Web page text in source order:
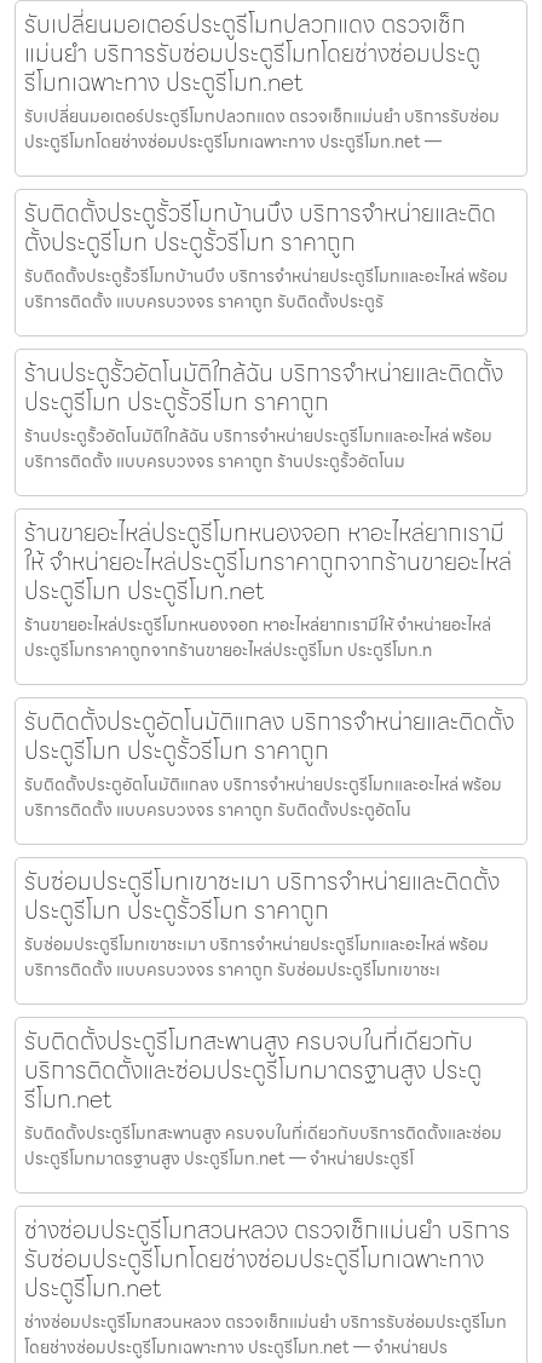
รับเปลี่ยนมอเตอร์ประตูรีโมทปลวกแดง ตรวจเช็ก
แม่นยำ บริการรับซ่อมประตูรีโมทโดยช่างซ่อมประตู
รีโมทเฉพาะทาง ประตูรีโมท.net
รับเปลี่ยนมอเตอร์ประตูรีโมทปลวกแดง ตรวจเช็กแม่นยำ บริการรับซ่อม
ประตูรีโมทโดยช่างซ่อมประตูรีโมทเฉพาะทาง ประตูรีโมท.net —
รับติดตั้งประตูรั้วรีโมทบ้านบึง บริการจำหน่ายและติด
ตั้งประตูรีโมท ประตูรั้วรีโมท ราคาถูก
รับติดตั้งประตูรั้วรีโมทบ้านบึง บริการจำหน่ายประตูรีโมทและอะไหล่ พร้อม
บริการติดตั้ง แบบครบวงจร ราคาถูก รับติดตั้งประตูรั
ร้านประตูรั้วอัตโนมัติใกล้ฉัน บริการจำหน่ายและติดตั้ง
ประตูรีโมท ประตูรั้วรีโมท ราคาถูก
ร้านประตูรั้วอัตโนมัติใกล้ฉัน บริการจำหน่ายประตูรีโมทและอะไหล่ พร้อม
บริการติดตั้ง แบบครบวงจร ราคาถูก ร้านประตูรั้วอัตโนม
ร้านขายอะไหล่ประตูรีโมทหนองจอก หาอะไหล่ยากเรามี
ให้ จำหน่ายอะไหล่ประตูรีโมทราคาถูกจากร้านขายอะไหล่
ประตูรีโมท ประตูรีโมท.net
ร้านขายอะไหล่ประตูรีโมทหนองจอก หาอะไหล่ยากเรามีให้ จำหน่ายอะไหล่
ประตูรีโมทราคาถูกจากร้านขายอะไหล่ประตูรีโมท ประตูรีโมท.n
รับติดตั้งประตูอัตโนมัติแกลง บริการจำหน่ายและติดตั้ง
ประตูรีโมท ประตูรั้วรีโมท ราคาถูก
รับติดตั้งประตูอัตโนมัติแกลง บริการจำหน่ายประตูรีโมทและอะไหล่ พร้อม
บริการติดตั้ง แบบครบวงจร ราคาถูก รับติดตั้งประตูอัตโน
รับซ่อมประตูรีโมทเขาชะเมา บริการจำหน่ายและติดตั้ง
ประตูรีโมท ประตูรั้วรีโมท ราคาถูก
รับซ่อมประตูรีโมทเขาชะเมา บริการจำหน่ายประตูรีโมทและอะไหล่ พร้อม
บริการติดตั้ง แบบครบวงจร ราคาถูก รับซ่อมประตูรีโมทเขาชะเ
รับติดตั้งประตูรีโมทสะพานสูง ครบจบในที่เดียวกับ
บริการติดตั้งและซ่อมประตูรีโมทมาตรฐานสูง ประตู
รีโมท.net
รับติดตั้งประตูรีโมทสะพานสูง ครบจบในที่เดียวกับบริการติดตั้งและซ่อม
ประตูรีโมทมาตรฐานสูง ประตูรีโมท.net — จำหน่ายประตูรีโ
ช่างซ่อมประตูรีโมทสวนหลวง ตรวจเช็กแม่นยำ บริการ
รับซ่อมประตูรีโมทโดยช่างซ่อมประตูรีโมทเฉพาะทาง
ประตูรีโมท.net
ช่างซ่อมประตูรีโมทสวนหลวง ตรวจเช็กแม่นยำ บริการรับซ่อมประตูรีโมท
โดยช่างซ่อมประตูรีโมทเฉพาะทาง ประตูรีโมท.net — จำหน่ายปร